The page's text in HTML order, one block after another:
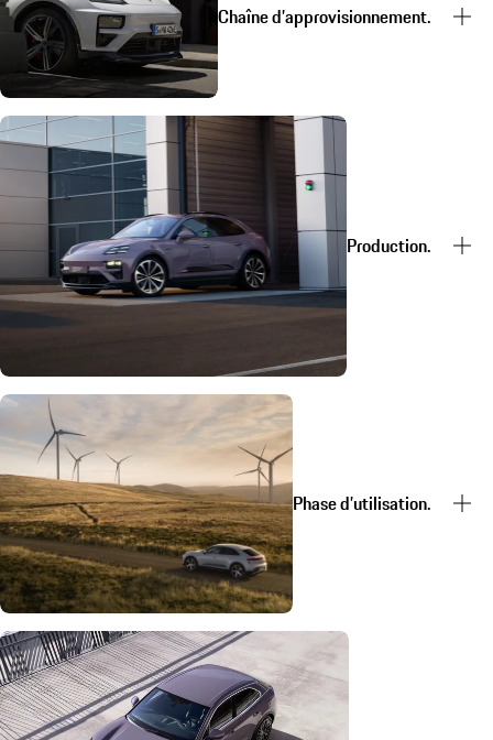
Chaîne d’approvisionnement.
Production.
Phase d’utilisation.